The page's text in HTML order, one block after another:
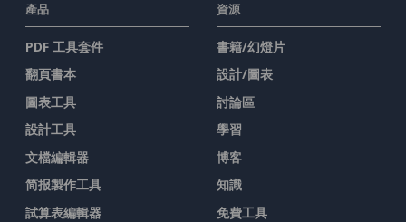
產品
PDF 工具套件
翻頁書本
圖表工具
設計工具
文檔編輯器
简报製作工具
試算表編輯器
資源
書籍/幻燈片
設計/圖表
討論區
學習
博客
知識
免費工具